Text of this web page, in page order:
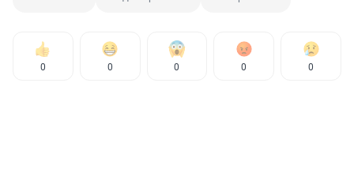
0 0 0 0 0